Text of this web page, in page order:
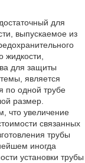
для
выпускаемое из
жидкости,
для защиты
является
по одной трубе
размер.
что увеличение
связанных
трубы
иногда
установки трубы